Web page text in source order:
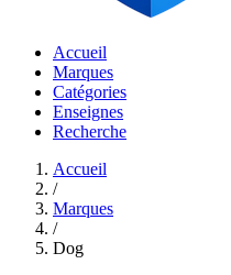
Accueil
Marques
Catégories
Enseignes
Recherche
Accueil
/
Marques
/
Dog